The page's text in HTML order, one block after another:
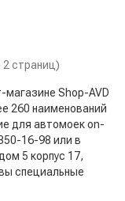
2 страниц)
Shop-AVD
260 наименований
для автомоек on-
16-98 или в
5 корпус 17,
специальные